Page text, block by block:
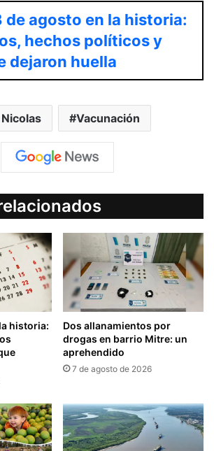
de agosto en la historia:
hechos políticos y
dejaron huella
Vacunación
historia:
Dos allanamientos por
drogas en barrio Mitre: un
aprehendido
7 de agosto de 2026